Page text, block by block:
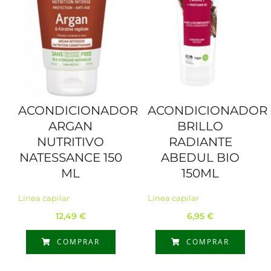
ACONDICIONADOR
ARGAN
NUTRITIVO
NATESSANCE 150
ML
Línea capilar
12,49 €
COMPRAR
ACONDICIONADOR
BRILLO
RADIANTE
ABEDUL BIO
150ML
Línea capilar
6,95 €
COMPRAR